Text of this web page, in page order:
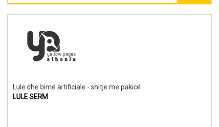
Lule dhe bimë artificiale - shitje me pakicë
LULE SERM